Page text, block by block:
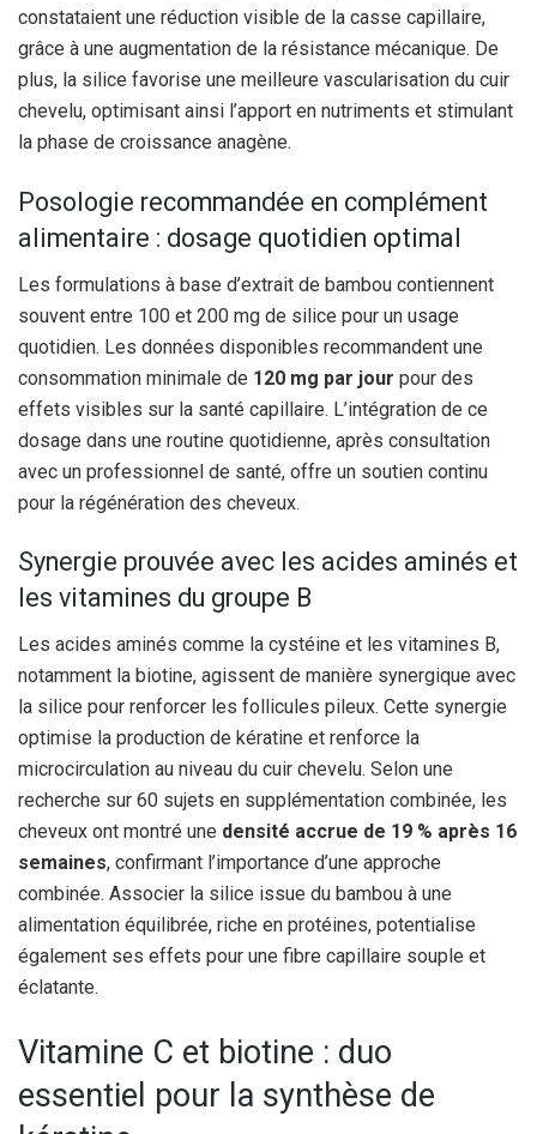
constataient une réduction visible de la casse capillaire,
grâce à une augmentation de la résistance mécanique. De
plus, la silice favorise une meilleure vascularisation du cuir
chevelu, optimisant ainsi l’apport en nutriments et stimulant
la phase de croissance anagène.
Posologie recommandée en complément
alimentaire : dosage quotidien optimal
Les formulations à base d’extrait de bambou contiennent
souvent entre 100 et 200 mg de silice pour un usage
quotidien. Les données disponibles recommandent une
consommation minimale de 120 mg par jour pour des
effets visibles sur la santé capillaire. L’intégration de ce
dosage dans une routine quotidienne, après consultation
avec un professionnel de santé, offre un soutien continu
pour la régénération des cheveux.
Synergie prouvée avec les acides aminés et
les vitamines du groupe B
Les acides aminés comme la cystéine et les vitamines B,
notamment la biotine, agissent de manière synergique avec
la silice pour renforcer les follicules pileux. Cette synergie
optimise la production de kératine et renforce la
microcirculation au niveau du cuir chevelu. Selon une
recherche sur 60 sujets en supplémentation combinée, les
cheveux ont montré une densité accrue de 19 % après 16
semaines, confirmant l’importance d’une approche
combinée. Associer la silice issue du bambou à une
alimentation équilibrée, riche en protéines, potentialise
également ses effets pour une fibre capillaire souple et
éclatante.
Vitamine C et biotine : duo
essentiel pour la synthèse de